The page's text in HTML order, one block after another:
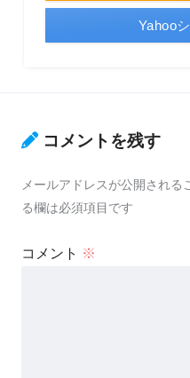
Yahoo
コメントを残す
メールアドレスが公開される
る欄は必須項目です
コメント ※